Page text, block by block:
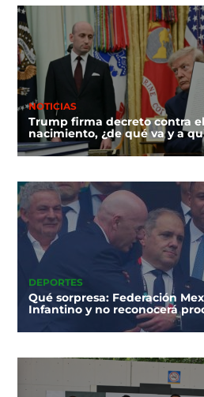
NOTICIAS
Trump firma decreto contra
nacimiento, ¿de qué va y a
DEPORTES
Qué sorpresa: Federación
Infantino y no reconocerá